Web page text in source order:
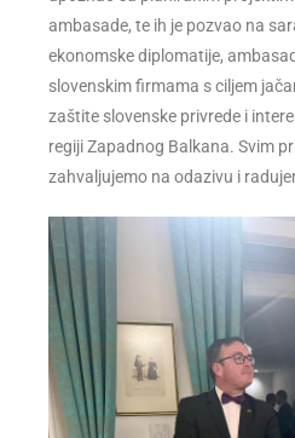
ambasade, te ih je pozvao na
ekonomske diplomatije,
slovenskim firmama s ciljem
zaštite slovenske privrede i
regiji Zapadnog Balkana. Svim
zahvaljujemo na odazivu i